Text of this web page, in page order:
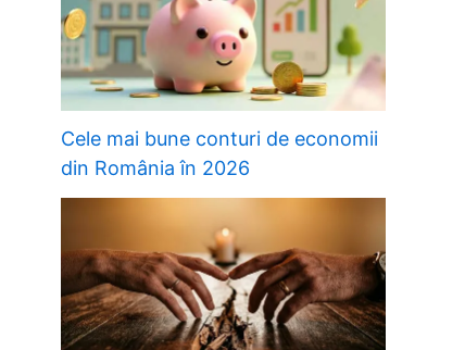
Cele mai bune conturi de economii
din România în 2026